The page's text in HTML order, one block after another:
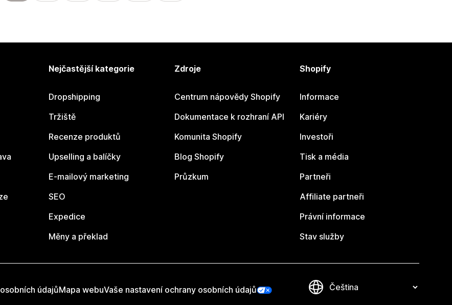
Nejčastější kategorie
Dropshipping
Tržiště
Recenze produktů
Upselling a balíčky
E-mailový marketing
SEO
Expedice
Měny a překlad
Zdroje
Centrum nápovědy Shopify
Dokumentace k rozhraní API
Komunita Shopify
Blog Shopify
Průzkum
Shopify
Informace
Kariéry
Investoři
Tisk a média
Partneři
Affiliate partneři
Právní informace
Stav služby
údajůMapa webuVaše nastavení ochrany osobních údajů